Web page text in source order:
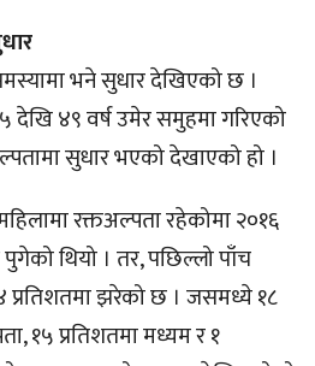
भने सुधार देखिएको छ ।
देखि ४९ वर्ष उमेर समुहमा गरिएको
सुधार भएको देखाएको हो ।
रक्तअल्पता रहेकोमा २०१६
थियो । तर, पछिल्लो पाँच
प्रतिशतमा झरेको छ । जसमध्ये १८
१५ प्रतिशतमा मध्यम र १